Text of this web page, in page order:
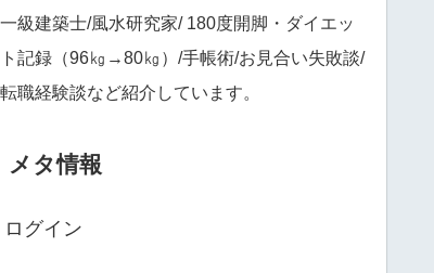
一級建築士/風水研究家/ 180度開脚・ダイエッ
ト記録（96㎏→80㎏）/手帳術/お見合い失敗談/
転職経験談など紹介しています。
メタ情報
ログイン